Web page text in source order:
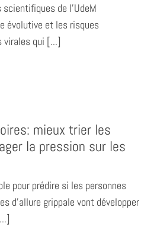
de l’UdeM
évolutive et les risques
virales qui [...]
mieux trier les
la pression sur les
pour prédire si les personnes
d’allure grippale vont développer